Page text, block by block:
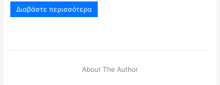
Διαβάστε περισσότερα
About The Author